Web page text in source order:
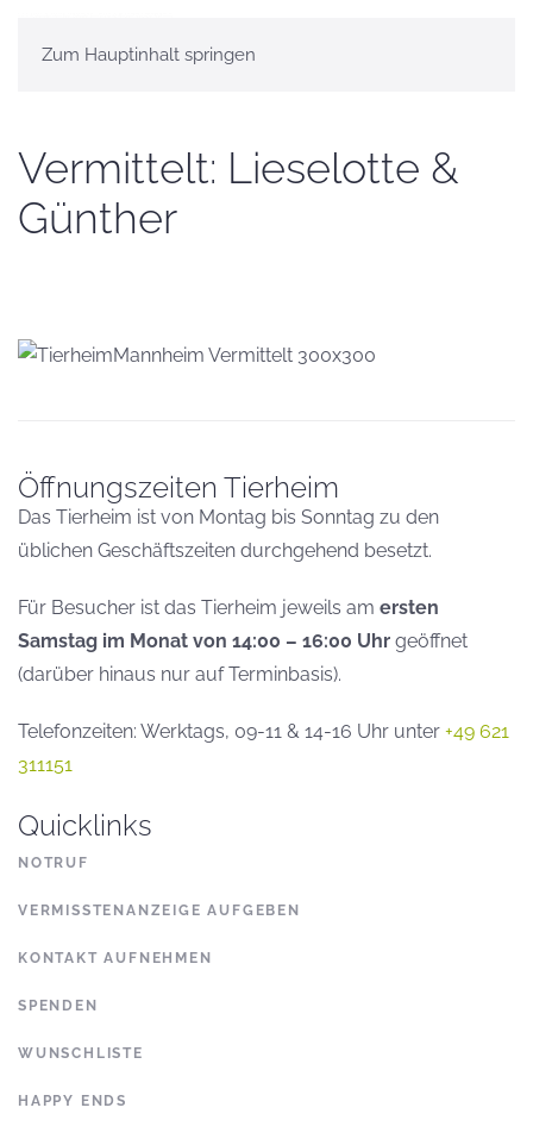
Zum Hauptinhalt springen
Vermittelt: Lieselotte &
Günther
Öffnungszeiten Tierheim
Das Tierheim ist von Montag bis Sonntag zu den
üblichen Geschäftszeiten durchgehend besetzt.
Für Besucher ist das Tierheim jeweils am ersten
Samstag im Monat von 14:00 – 16:00 Uhr geöffnet
(darüber hinaus nur auf Terminbasis).
Telefonzeiten: Werktags, 09-11 & 14-16 Uhr unter +49 621
311151
Quicklinks
NOTRUF
VERMISSTENANZEIGE AUFGEBEN
KONTAKT AUFNEHMEN
SPENDEN
WUNSCHLISTE
HAPPY ENDS